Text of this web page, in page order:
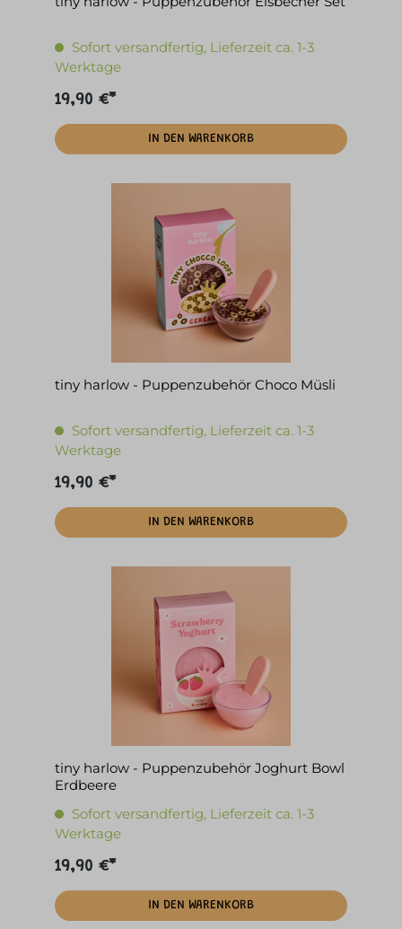
Sofort versandfertig, Lieferzeit ca. 1-3
Werktage
19,90 €*
IN DEN WARENKORB
tiny harlow - Puppenzubehör Choco Müsli
Sofort versandfertig, Lieferzeit ca. 1-3
Werktage
19,90 €*
IN DEN WARENKORB
tiny harlow - Puppenzubehör Joghurt Bowl
Erdbeere
Sofort versandfertig, Lieferzeit ca. 1-3
Werktage
19,90 €*
IN DEN WARENKORB